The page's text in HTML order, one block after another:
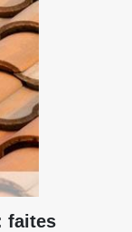
faites